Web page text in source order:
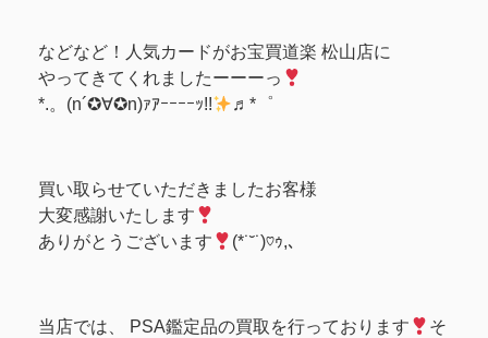
などなど！人気カードがお宝買道楽 松山店に
やってきてくれましたーーーっ
*.。(n´✪∀✪n)ｧｱｰｰｰｰｯ!!
♬*゜
買い取らせていただきましたお客様
大変感謝いたします
ありがとうございます
(*˙˘˙)♡ｩ,､
当店では、 PSA鑑定品の買取を行っております
そ